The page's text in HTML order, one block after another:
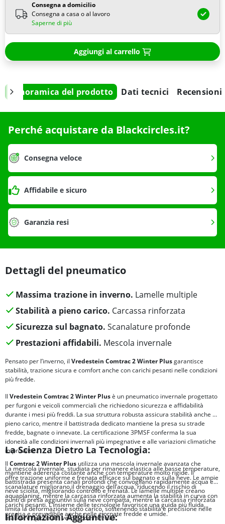
Consegna a domicilio
Consegna a casa o al lavoro
Saperne di più
Aggiungi al carrello
Panoramica del prodotto Dati tecnici Recensioni
Perché acquistare da Blackcircles.it?
Consegna veloce
Affidabile e sicuro
Garanzia resi
Dettagli del pneumatico
Massima trazione in inverno. Lamelle multiple
Stabilità a pieno carico. Carcassa rinforzata
Sicurezza sul bagnato. Scanalature profonde
Prestazioni affidabili. Mescola invernale
Pensato per l’inverno, il Vredestein Comtrac 2 Winter Plusgarantisce
stabilità, trazione sicura e comfort anche con carichi pesanti nelle condizioni
più fredde.
Il Vredestein Comtrac 2 Winter Plusè un pneumatico invernale progettato
per furgoni e veicoli commerciali che richiedono sicurezza e affidabilità
durante i mesi più freddi. La sua struttura robusta assicura stabilità anche a
pieno carico, mentre il battistrada dedicato mantiene la presa su strade
fredde, bagnate o innevate. La certificazione 3PMSF conferma la sua
idoneità alle condizioni invernali più impegnative e alle variazioni climatiche
improvvise.
La mescola invernale, studiata per rimanere elastica alle basse temperature,
offre trazione uniforme e frenata efficace sul bagnato e sulla neve. Le ampie
scanalature migliorano il drenaggio dell’acqua, riducendo il rischio di
aquaplaning, mentre la carcassa rinforzata aumenta la stabilità in curva con
carichi pesanti. L’insieme delle tecnologie favorisce una guida più fluida,
precisa e prevedibile anche nelle giornate fredde e umide.
La Scienza Dietro La Tecnologia:
Il Comtrac 2 Winter Plus utilizza una mescola invernale avanzata che
mantiene aderenza costante anche con temperature molto rigide. Il
battistrada presenta canali profondi che convogliano rapidamente acqua e
neve sciolta, migliorando controllo e frenata. Le lamelle multiple creano
punti di presa aggiuntivi sulla neve compatta, mentre la carcassa rinforzata
limita la deformazione sotto carico, sostenendo stabilità e precisione nelle
manovre tipiche dei veicoli commerciali.
Informazioni Aggiuntive: